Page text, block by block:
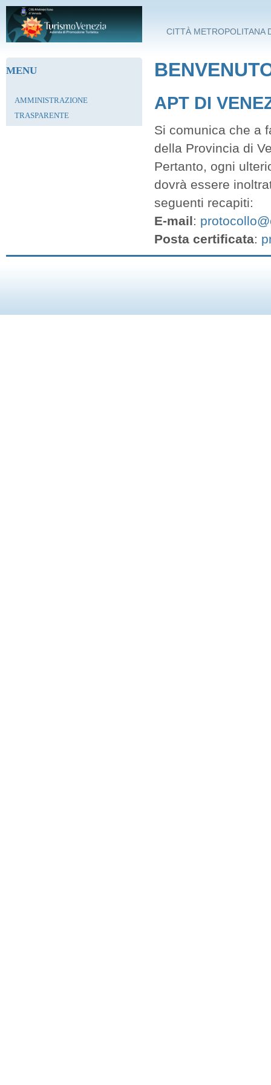
Salta al contenuto principale
CITTÀ METROPOLITANA
MENU
AMMINISTRAZIONE
TRASPARENTE
APT DI
Si comunica che a
della Provincia di
Pertanto, ogni
dovrà essere
seguenti recapiti:
E-mail:
Posta certificata: